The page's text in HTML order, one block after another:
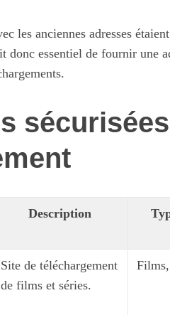
les anciennes adresses
donc essentiel de fournir une
Description
Site de téléchargement
de films et séries.